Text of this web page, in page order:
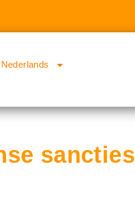
Nederlands
sancties